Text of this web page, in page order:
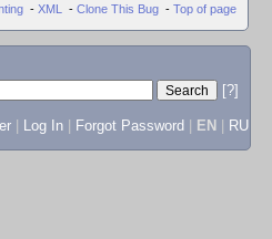
- XML - Clone This Bug - Top of page
[?]
Log In Forgot Password EN RU